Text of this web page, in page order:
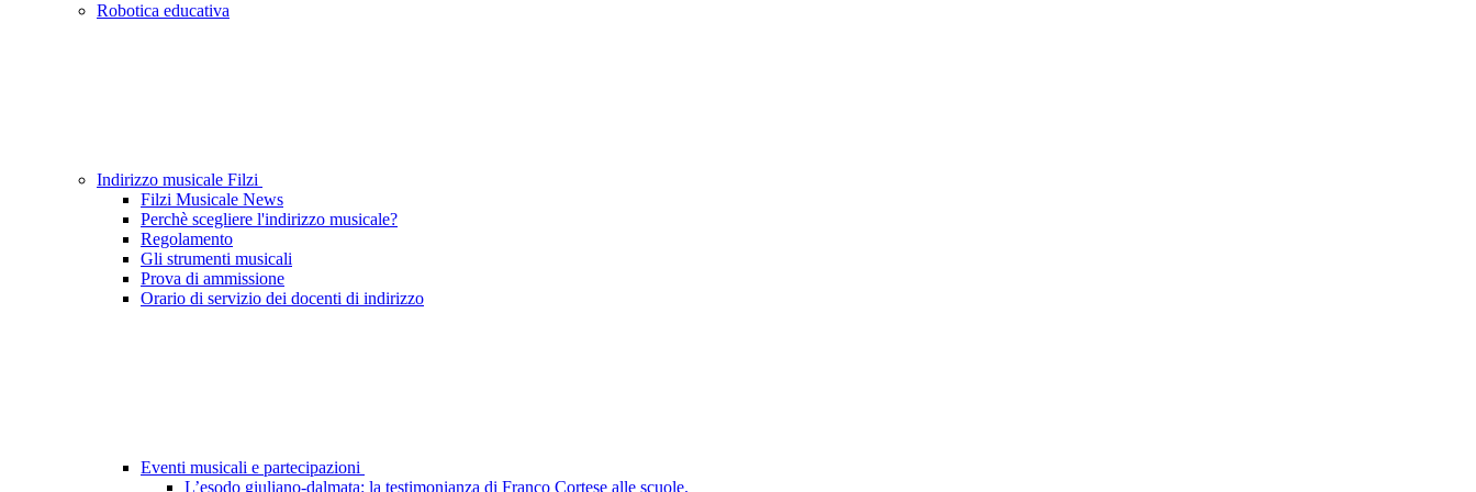
Robotica educativa
Indirizzo musicale Filzi
Filzi Musicale News
Perchè scegliere l'indirizzo musicale?
Regolamento
Gli strumenti musicali
Prova di ammissione
Orario di servizio dei docenti di indirizzo
Eventi musicali e partecipazioni
L’esodo giuliano-dalmata: la testimonianza di Franco Cortese alle scuole.